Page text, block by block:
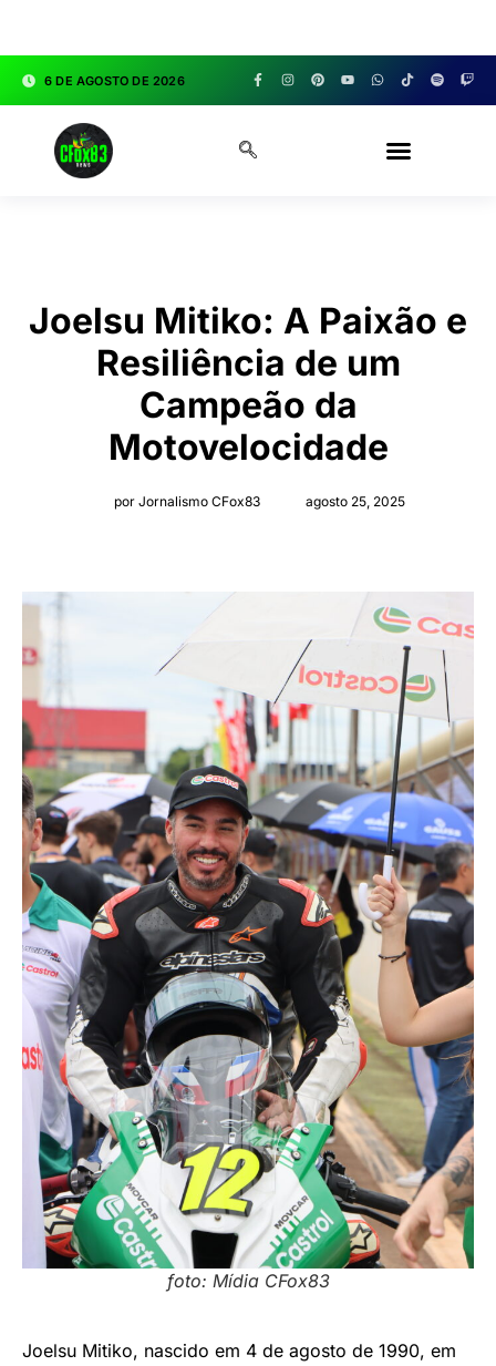
6 DE AGOSTO DE 2026
Joelsu Mitiko: A Paixão e
Resiliência de um
Campeão da
Motovelocidade
por Jornalismo CFox83 agosto 25, 2025
foto: Mídia CFox83
Joelsu Mitiko, nascido em 4 de agosto de 1990, em